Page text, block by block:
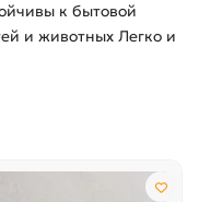
к бытовой
и животных Легко и